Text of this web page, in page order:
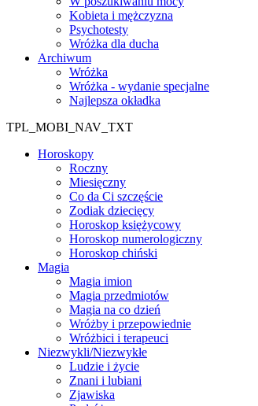
Kobieta i mężczyzna
Psychotesty
Wróżka dla ducha
Archiwum
Wróżka
Wróżka - wydanie specjalne
Najlepsza okładka
TPL_MOBI_NAV_TXT
Horoskopy
Roczny
Miesięczny
Co da Ci szczęście
Zodiak dziecięcy
Horoskop księżycowy
Horoskop numerologiczny
Horoskop chiński
Magia
Magia imion
Magia przedmiotów
Magia na co dzień
Wróżby i przepowiednie
Wróżbici i terapeuci
Niezwykli/Niezwykłe
Ludzie i życie
Znani i lubiani
Zjawiska